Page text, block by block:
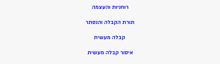
רוחניות והעצמה
תורת הקבלה והנסתר
קבלה מעשית
איסור קבלה מעשית